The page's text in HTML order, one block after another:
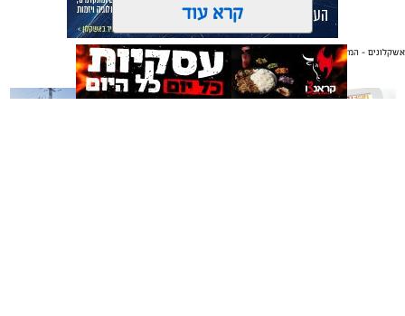
תגים: תערוכה, אמנים, צליל וצבע
בערב שלישי (12.5.26), הושקה תערוכת 'צליל וצבע'
קרא עוד
אשקלונים - המקומון היומי של אשקלון באינטרנט
אולי יעניין אותך גם